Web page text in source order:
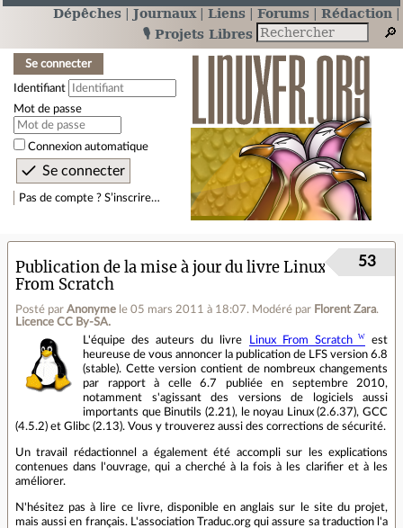
Dépêches Journaux Liens Forums
Rédaction
🎙️ Projets Libres
Se connecter
Identifiant
Mot de passe
Connexion automatique
Pas de compte ? S’inscrire…
Publication de la mise à jour du livre Linux
From Scratch
Posté par Anonyme le 05 mars 2011 à 18:07. Modéré par Florent Zara.
Licence CC By‑SA.
53
L'équipe des auteurs du livre Linux From Scratch
est
heureuse de vous annoncer la publication de LFS version 6.8
(stable). Cette version contient de nombreux changements
par rapport à celle 6.7 publiée en septembre 2010,
notamment s'agissant des versions de logiciels aussi
importants que Binutils (2.21), le noyau Linux (2.6.37), GCC
(4.5.2) et Glibc (2.13). Vous y trouverez aussi des corrections de sécurité.
Un travail rédactionnel a également été accompli sur les explications
contenues dans l'ouvrage, qui a cherché à la fois à les clarifier et à les
améliorer.
N'hésitez pas à lire ce livre, disponible en anglais sur le site du projet,
mais aussi en français. L'association Traduc.org qui assure sa traduction l'a